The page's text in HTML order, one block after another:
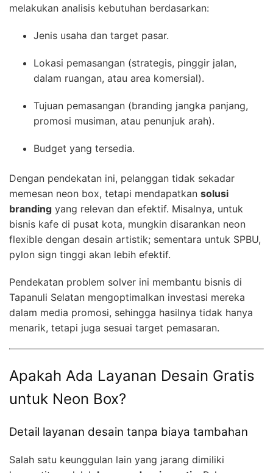
melakukan analisis kebutuhan berdasarkan:
Jenis usaha dan target pasar.
Lokasi pemasangan (strategis, pinggir jalan,
dalam ruangan, atau area komersial).
Tujuan pemasangan (branding jangka panjang,
promosi musiman, atau penunjuk arah).
Budget yang tersedia.
Dengan pendekatan ini, pelanggan tidak sekadar
memesan neon box, tetapi mendapatkan solusi
branding yang relevan dan efektif. Misalnya, untuk
bisnis kafe di pusat kota, mungkin disarankan neon
flexible dengan desain artistik; sementara untuk SPBU,
pylon sign tinggi akan lebih efektif.
Pendekatan problem solver ini membantu bisnis di
Tapanuli Selatan mengoptimalkan investasi mereka
dalam media promosi, sehingga hasilnya tidak hanya
menarik, tetapi juga sesuai target pemasaran.
Apakah Ada Layanan Desain Gratis
untuk Neon Box?
Detail layanan desain tanpa biaya tambahan
Salah satu keunggulan lain yang jarang dimiliki